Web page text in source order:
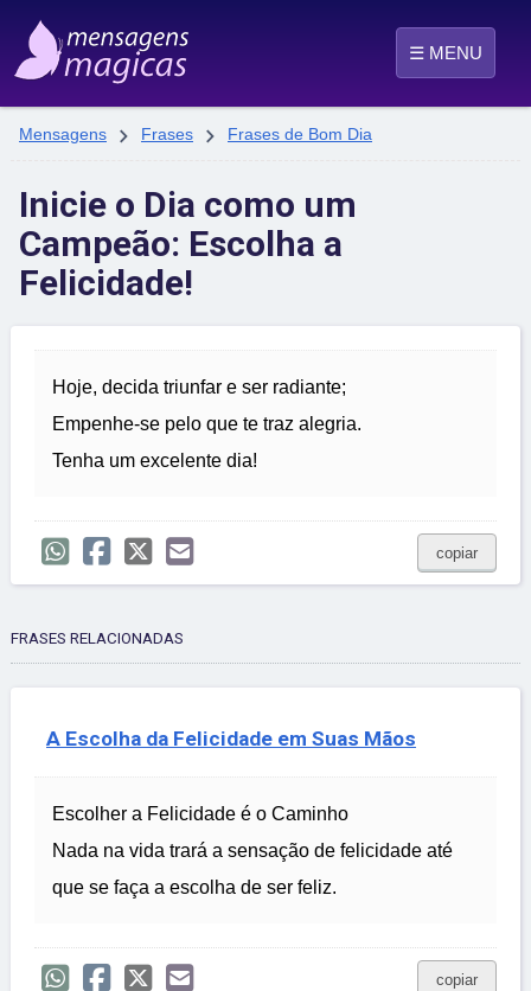
☰ MENU
Mensagens  Frases  Frases de Bom Dia
Inicie o Dia como um
Campeão: Escolha a
Felicidade!
Hoje, decida triunfar e ser radiante;
Empenhe-se pelo que te traz alegria.
Tenha um excelente dia!
copiar
FRASES RELACIONADAS
A Escolha da Felicidade em Suas Mãos
Escolher a Felicidade é o Caminho
Nada na vida trará a sensação de felicidade até
que se faça a escolha de ser feliz.
copiar